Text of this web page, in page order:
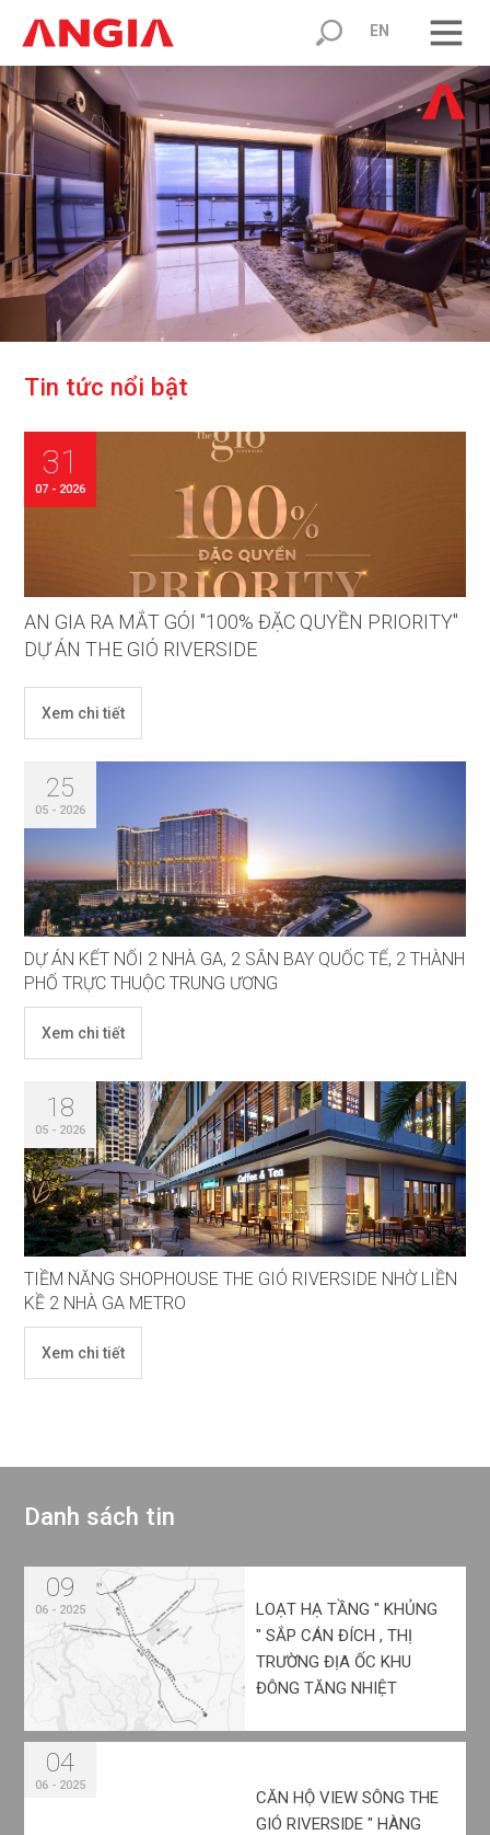
EN
Tin tức nổi bật
31
07 - 2026
AN GIA RA MẮT GÓI "100% ĐẶC QUYỀN PRIORITY"
DỰ ÁN THE GIÓ RIVERSIDE
Xem chi tiết
25
05 - 2026
DỰ ÁN KẾT NỐI 2 NHÀ GA, 2 SÂN BAY QUỐC TẾ, 2 THÀNH
PHỐ TRỰC THUỘC TRUNG ƯƠNG
Xem chi tiết
18
05 - 2026
TIỀM NĂNG SHOPHOUSE THE GIÓ RIVERSIDE NHỜ LIỀN
KỀ 2 NHÀ GA METRO
Xem chi tiết
Danh sách tin
09
06 - 2025
LOẠT HẠ TẦNG " KHỦNG
" SẮP CÁN ĐÍCH , THỊ
TRƯỜNG ĐỊA ỐC KHU
ĐÔNG TĂNG NHIỆT
04
06 - 2025
CĂN HỘ VIEW SÔNG THE
GIÓ RIVERSIDE " HÀNG